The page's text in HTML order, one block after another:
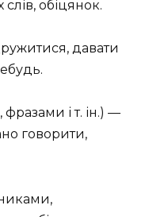
обіцянок.
давати
фразами і т. ін.) —
говорити,